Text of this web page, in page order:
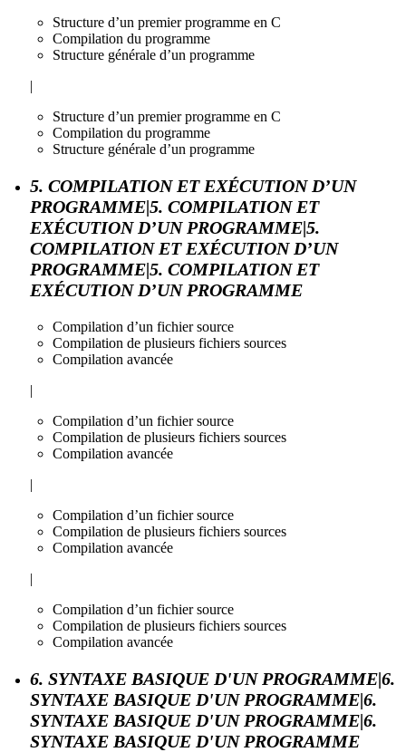
Structure d’un premier programme en C
Compilation du programme
Structure générale d’un programme
|
Structure d’un premier programme en C
Compilation du programme
Structure générale d’un programme
5. COMPILATION ET EXÉCUTION D’UN
PROGRAMME|5. COMPILATION ET
EXÉCUTION D’UN PROGRAMME|5.
COMPILATION ET EXÉCUTION D’UN
PROGRAMME|5. COMPILATION ET
EXÉCUTION D’UN PROGRAMME
Compilation d’un fichier source
Compilation de plusieurs fichiers sources
Compilation avancée
|
Compilation d’un fichier source
Compilation de plusieurs fichiers sources
Compilation avancée
|
Compilation d’un fichier source
Compilation de plusieurs fichiers sources
Compilation avancée
|
Compilation d’un fichier source
Compilation de plusieurs fichiers sources
Compilation avancée
6. SYNTAXE BASIQUE D'UN PROGRAMME|6.
SYNTAXE BASIQUE D'UN PROGRAMME|6.
SYNTAXE BASIQUE D'UN PROGRAMME|6.
SYNTAXE BASIQUE D'UN PROGRAMME